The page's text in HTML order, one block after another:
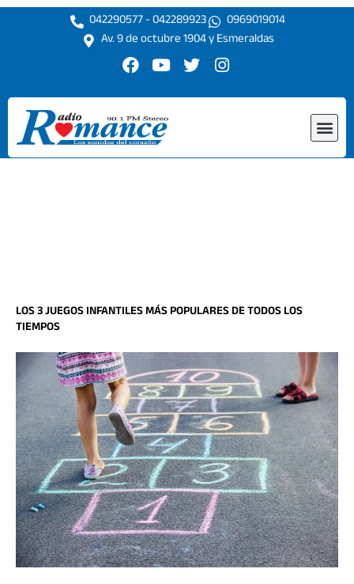
Ir
042290577 - 042289923
0969019014
Av. 9 de octubre 1904 y Esmeraldas
F
c
e
b
o
o
Y
u
t
u
b
e
T
i
r
I
s
r
LOS 3 JUEGOS INFANTILES MÁS POPULARES DE TODOS LOS
TIEMPOS